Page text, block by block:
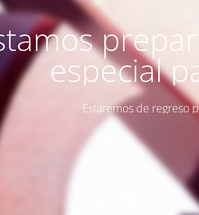
especial
Estaremos de regreso